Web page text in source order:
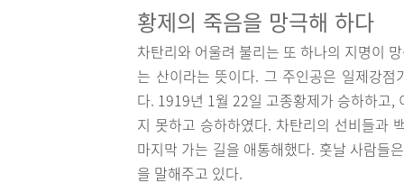
황제의 죽음을 망극해 하다
차탄리와 어울려 불리는 또 하나의 지명이
는 산이라는 뜻이다. 그 주인공은 일제강
다. 1919년 1월 22일 고종황제가 승하하고
지 못하고 승하하였다. 차탄리의 선비들과
마지막 가는 길을 애통해했다. 훗날 사람들
을 말해주고 있다.